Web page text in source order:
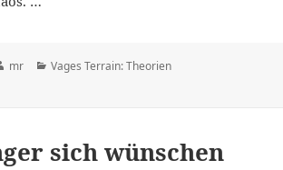
Author
mr Categories
Vages Terrain: Theorien
sich wünschen